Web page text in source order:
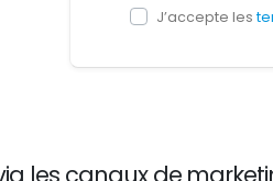
J’accepte les